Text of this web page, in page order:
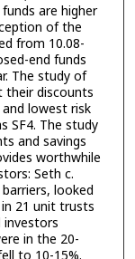
are higher
of the
from 10.08-
end funds
The study of
their discounts
lowest risk
SF4. The study
and savings
worthwhile
Seth c.
looked
21 unit trusts
investors
in the 20-